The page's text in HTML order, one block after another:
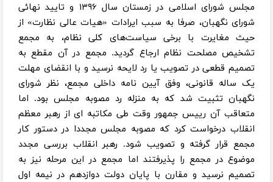
مجلس شورای اسلامی در زمستان سال ۱۳۹۶ و تایید نهائی
شورای نگهبان، صرفا به سبب ایرادات «هیات عالی نظارت» از
حیث مغایرت با برخی سیاست‌های کلی نظام، به مجمع
تشخیص مصلحت نظام ارجاع گردید. مجمع در آن مقطع به
تصمیم قطعی در تصویب یا رد لایحه نرسید و با انقضای مهلت
یک ساله قانونی، وفق آیین نامه داخلی مجمع، نظر شورای
نگهبان تثبیت شد که به منزله رد مصوبه مجلس بود. اما
متعاقب آن رییس جمهور وقت طی مکاتبه ای از رهبر معظم
انقلاب درخواست کرد که مصوبه مجلس مجددا در دستور کار
مجمع قرار گرفته و تصویب شود. رهبر انقلاب بررسی مجدد
موضوع در مجمع را پذیرفتند اما مجمع در این مرحله نیز به
تصمیم نرسید و مقارن با پایان دولت دوازدهم در نیمه اول